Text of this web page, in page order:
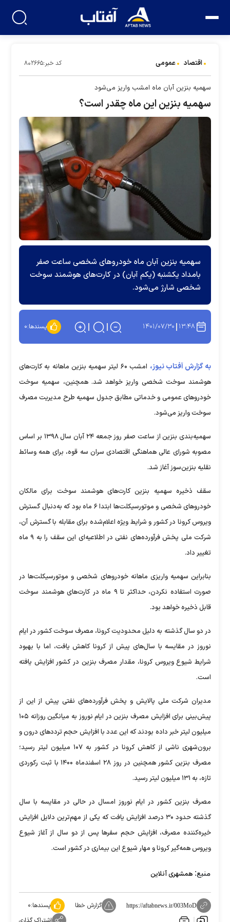
اقتصاد عمومی کد خبر:۸۰۲۶۶۵
سهمیه بنزین آبان ماه امشب واریز می‌شود
سهمیه بنزین این ماه چقدر است؟
سهمیه بنزین آبان ماه خودرو‌های شخصی ساعت صفر
بامداد یکشنبه (یکم آبان) در کارت‌های هوشمند سوخت
شخصی شارژ می‌شود.
۱۳:۴۸ ۱۴۰۱/۰۷/۳۰ پسندها:۰
به گزارش آفتاب نیوز،
امشب ۶۰ لیتر سهمیه بنزین ماهانه به کارت‌های
هوشمند سوخت شخصی واریز خواهد شد. همچنین، سهمیه سوخت
خودرو‌های عمومی و خدماتی مطابق جدول سهمیه طرح مدیریت مصرف
سوخت واریز می‌شود.
سهمیه‌بندی بنزین از ساعت صفر روز جمعه ۲۴ آبان سال ۱۳۹۸ بر اساس
مصوبه شورای عالی هماهنگی اقتصادی سران سه قوه، برای همه وسائط
نقلیه بنزین‌سوز آغاز شد.
سقف ذخیره سهمیه بنزین کارت‌های هوشمند سوخت برای مالکان
خودرو‌های شخصی و موتورسیکلت‌ها ابتدا ۶ ماه بود که به‌دنبال گسترش
ویروس کرونا در کشور و شرایط ویژه اعلام‌شده برای مقابله با گسترش آن،
شرکت ملی پخش فرآورده‌های نفتی در اطلاعیه‌ای این سقف را به ۹ ماه
تغییر داد.
بنابراین سهمیه واریزی ماهانه خودرو‌های شخصی و موتورسیکلت‌ها در
صورت استفاده نکردن، حداکثر تا ۹ ماه در کارت‌های هوشمند سوخت
قابل ذخیره خواهد بود.
در دو سال گذشته به دلیل محدودیت کرونا، مصرف سوخت کشور در ایام
نوروز در مقایسه با سال‌های پیش از کرونا کاهش یافت، اما با بهبود
شرایط شیوع ویروس کرونا، مقدار مصرف بنزین در کشور افزایش یافته
است.
مدیران شرکت ملی پالایش و پخش فرآورده‌های نفتی پیش از این از
پیش‌بینی برای افزایش مصرف بنزین در ایام نوروز به میانگین روزانه ۱۰۵
میلیون لیتر خبر داده بودند که این عدد با افزایش حجم تردد‌های درون و
برون‌شهری ناشی از کاهش کرونا در کشور به ۱۰۷ میلیون لیتر رسید؛
مصرف بنزین کشور همچنین در روز ۲۸ اسفندماه ۱۴۰۰ با ثبت رکوردی
تازه، به ۱۳۱ میلیون لیتر رسید.
مصرف بنزین کشور در ایام نوروز امسال در حالی در مقایسه با سال
گذشته حدود ۳۰ درصد افزایش یافت که یکی از مهم‌ترین دلایل افزایش
خیره‌کننده مصرف، افزایش حجم سفر‌ها پس از دو سال از آغاز شیوع
ویروس همه‌گیر کرونا و مهار شیوع این بیماری در کشور است.
منبع: همشهری آنلاین
https://aftabnews.ir/003MoD گزارش خطا پسندها:۰